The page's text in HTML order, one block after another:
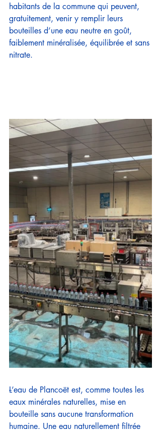
habitants de la commune qui peuvent,
gratuitement, venir y remplir leurs
bouteilles d’une eau neutre en goût,
faiblement minéralisée, équilibrée et sans
nitrate.
L’eau de Plancoët est, comme toutes les
eaux minérales naturelles, mise en
bouteille sans aucune transformation
humaine. Une eau naturellement filtrée